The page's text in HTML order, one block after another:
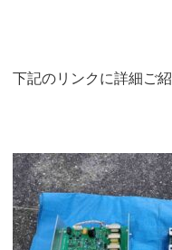
下記のリンクに詳細ご